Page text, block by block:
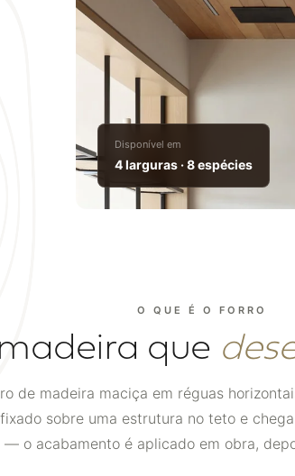
Disponível em
4 larguras · 8 espécies
O QUE É O FORRO
que
de madeira maciça em réguas
sobre uma estrutura no teto e
— o acabamento é aplicado em obra,